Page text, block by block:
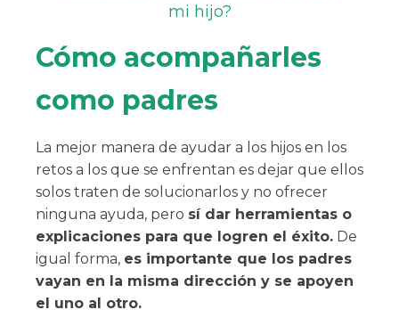
mi hijo?
Cómo acompañarles
como padres
La mejor manera de ayudar a los hijos en los
retos a los que se enfrentan es dejar que ellos
solos traten de solucionarlos y no ofrecer
ninguna ayuda, pero sí dar herramientas o
explicaciones para que logren el éxito. De
igual forma, es importante que los padres
vayan en la misma dirección y se apoyen
el uno al otro.